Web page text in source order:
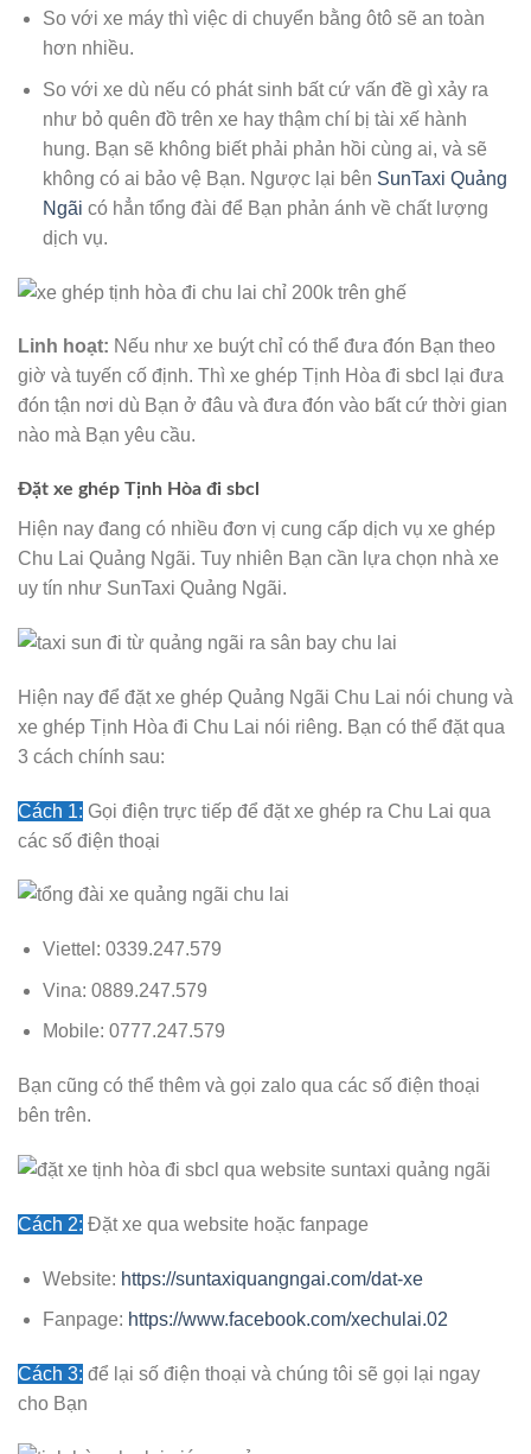
So với xe máy thì việc di chuyển bằng ôtô sẽ an toàn
hơn nhiều.
So với xe dù nếu có phát sinh bất cứ vấn đề gì xảy ra
như bỏ quên đồ trên xe hay thậm chí bị tài xế hành
hung. Bạn sẽ không biết phải phản hồi cùng ai, và sẽ
không có ai bảo vệ Bạn. Ngược lại bên SunTaxi Quảng
Ngãi có hẳn tổng đài để Bạn phản ánh về chất lượng
dịch vụ.
Linh hoạt: Nếu như xe buýt chỉ có thể đưa đón Bạn theo
giờ và tuyến cố định. Thì xe ghép Tịnh Hòa đi sbcl lại đưa
đón tận nơi dù Bạn ở đâu và đưa đón vào bất cứ thời gian
nào mà Bạn yêu cầu.
Đặt xe ghép Tịnh Hòa đi sbcl
Hiện nay đang có nhiều đơn vị cung cấp dịch vụ xe ghép
Chu Lai Quảng Ngãi. Tuy nhiên Bạn cần lựa chọn nhà xe
uy tín như SunTaxi Quảng Ngãi.
Hiện nay để đặt xe ghép Quảng Ngãi Chu Lai nói chung và
xe ghép Tịnh Hòa đi Chu Lai nói riêng. Bạn có thể đặt qua
3 cách chính sau:
Cách 1: Gọi điện trực tiếp để đặt xe ghép ra Chu Lai qua
các số điện thoại
Viettel: 0339.247.579
Vina: 0889.247.579
Mobile: 0777.247.579
Bạn cũng có thể thêm và gọi zalo qua các số điện thoại
bên trên.
Cách 2: Đặt xe qua website hoặc fanpage
Website: https://suntaxiquangngai.com/dat-xe
Fanpage: https://www.facebook.com/xechulai.02
Cách 3: để lại số điện thoại và chúng tôi sẽ gọi lại ngay
cho Bạn